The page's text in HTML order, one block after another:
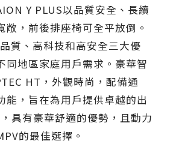
Y PLUS以品質安全、長續
敞，前後排座椅可全平放倒。
質、高科技和高安全三大優
同地區家庭用戶需求。豪華智
HT，外觀時尚，配備通
能，旨在為用戶提供卓越的出
具有豪華舒適的優勢，且動力
的最佳選擇。